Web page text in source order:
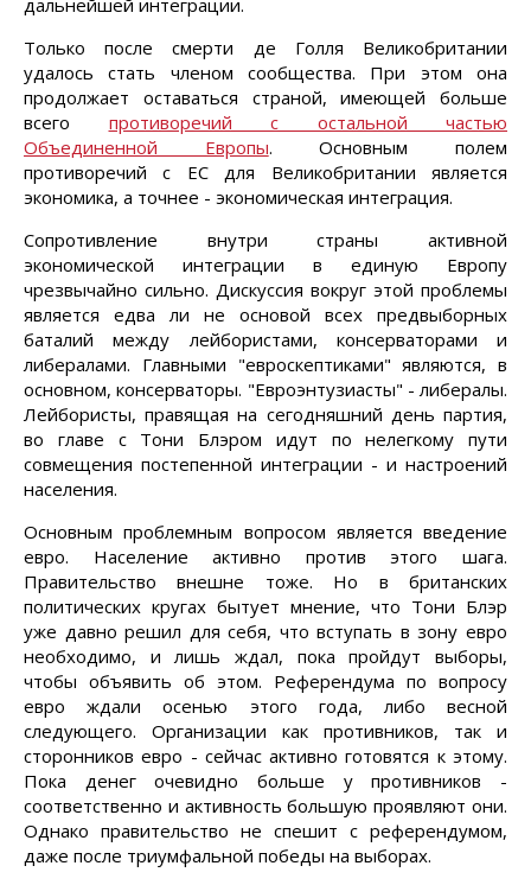
дальнейшей интеграции.
Только после смерти де Голля Великобритании
удалось стать членом сообщества. При этом она
продолжает оставаться страной, имеющей больше
всего противоречий с остальной частью
Объединенной Европы. Основным полем
противоречий с ЕС для Великобритании является
экономика, а точнее - экономическая интеграция.
Сопротивление внутри страны активной
экономической интеграции в единую Европу
чрезвычайно сильно. Дискуссия вокруг этой проблемы
является едва ли не основой всех предвыборных
баталий между лейбористами, консерваторами и
либералами. Главными "евроскептиками" являются, в
основном, консерваторы. "Евроэнтузиасты" - либералы.
Лейбористы, правящая на сегодняшний день партия,
во главе с Тони Блэром идут по нелегкому пути
совмещения постепенной интеграции - и настроений
населения.
Основным проблемным вопросом является введение
евро. Население активно против этого шага.
Правительство внешне тоже. Но в британских
политических кругах бытует мнение, что Тони Блэр
уже давно решил для себя, что вступать в зону евро
необходимо, и лишь ждал, пока пройдут выборы,
чтобы объявить об этом. Референдума по вопросу
евро ждали осенью этого года, либо весной
следующего. Организации как противников, так и
сторонников евро - сейчас активно готовятся к этому.
Пока денег очевидно больше у противников -
соответственно и активность большую проявляют они.
Однако правительство не спешит с референдумом,
даже после триумфальной победы на выборах.